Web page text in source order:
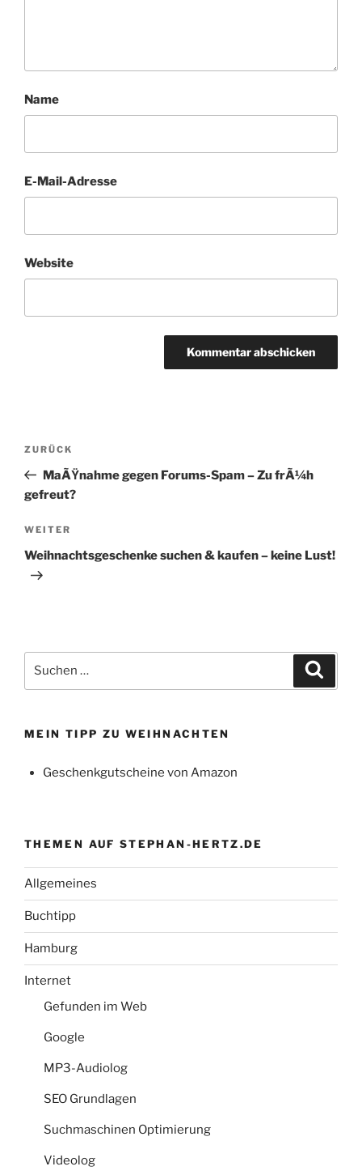
Name
E-Mail-Adresse
Website
Beitragsnavigation
Vorheriger
Beitrag
ZURÜCK
MaÃŸnahme gegen Forums-Spam – Zu frÃ¼h
gefreut?
Nächster
Beitrag
WEITER
Weihnachtsgeschenke suchen & kaufen – keine Lust!
nach:
MEIN TIPP ZU WEIHNACHTEN
Geschenkgutscheine von Amazon
THEMEN AUF STEPHAN-HERTZ.DE
Allgemeines
Buchtipp
Hamburg
Internet
Gefunden im Web
Google
MP3-Audiolog
SEO Grundlagen
Suchmaschinen Optimierung
Videolog